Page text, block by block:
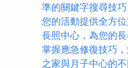
準的關鍵字搜尋技巧
您的活動提供全方
長照中心，為您的
掌握應急修復技巧
之家與月子中心的